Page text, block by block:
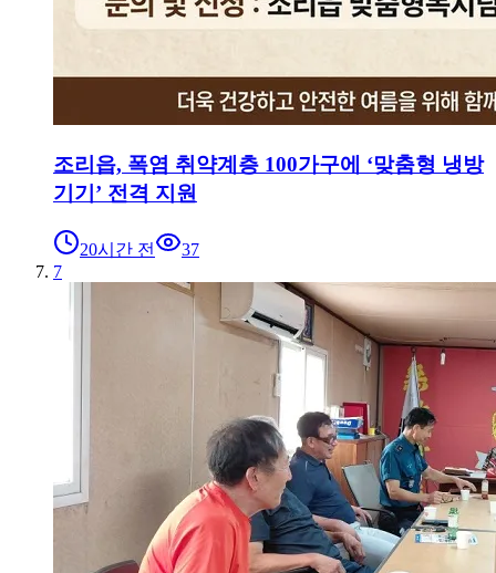
조리읍, 폭염 취약계층 100가구에 ‘맞춤형 냉방
기기’ 전격 지원
20시간 전
37
7